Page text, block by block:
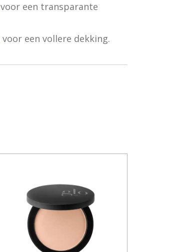
voor een transparante
voor een vollere dekking.